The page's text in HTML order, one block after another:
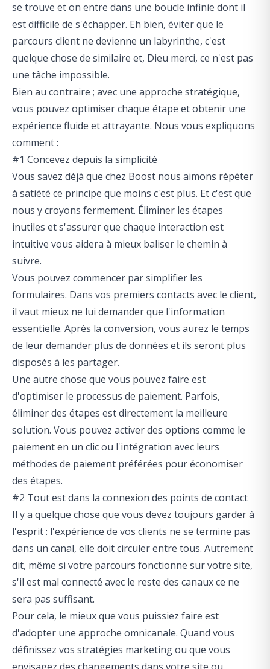
se trouve et on entre dans une boucle infinie dont il
est difficile de s'échapper. Eh bien, éviter que le
parcours client ne devienne un labyrinthe, c'est
quelque chose de similaire et, Dieu merci, ce n'est pas
une tâche impossible.
Bien au contraire ; avec une approche stratégique,
vous pouvez optimiser chaque étape et obtenir une
expérience fluide et attrayante. Nous vous expliquons
comment :
#1 Concevez depuis la simplicité
Vous savez déjà que chez Boost nous aimons répéter
à satiété ce principe que moins c'est plus. Et c'est que
nous y croyons fermement. Éliminer les étapes
inutiles et s'assurer que chaque interaction est
intuitive vous aidera à mieux baliser le chemin à
suivre.
Vous pouvez commencer par simplifier les
formulaires. Dans vos premiers contacts avec le client,
il vaut mieux ne lui demander que l'information
essentielle. Après la conversion, vous aurez le temps
de leur demander plus de données et ils seront plus
disposés à les partager.
Une autre chose que vous pouvez faire est
d'optimiser le processus de paiement. Parfois,
éliminer des étapes est directement la meilleure
solution. Vous pouvez activer des options comme le
paiement en un clic ou l'intégration avec leurs
méthodes de paiement préférées pour économiser
des étapes.
#2 Tout est dans la connexion des points de contact
Il y a quelque chose que vous devez toujours garder à
l'esprit : l'expérience de vos clients ne se termine pas
dans un canal, elle doit circuler entre tous. Autrement
dit, même si votre parcours fonctionne sur votre site,
s'il est mal connecté avec le reste des canaux ce ne
sera pas suffisant.
Pour cela, le mieux que vous puissiez faire est
d'adopter une approche omnicanale. Quand vous
définissez vos stratégies marketing ou que vous